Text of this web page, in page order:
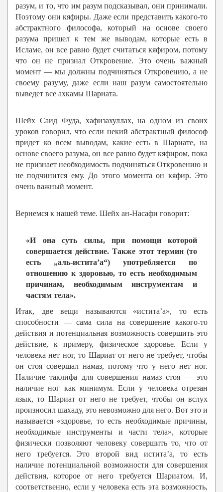
разум, и то, что им разум подсказывал, они принимали.
Поэтому они кяфиры. Даже если представить какого-то
абстрактного философа, который на основе своего
разума пришел к тем же выводам, которые есть в
Исламе, он все равно будет считаться кяфиром, потому
что он не признал Откровение. Это очень важный
момент — мы должны подчиняться Откровению, а не
своему разуму, даже если наш разум самостоятельно
выведет все ахкамы Шариата.
Шейх Саид Фуда, хафизахуллах, на одном из своих
уроков говорил, что если некий абстрактный философ
придет ко всем выводам, какие есть в Шариате, на
основе своего разума, он все равно будет кяфиром, пока
не признает необходимость подчиняться Откровению и
не подчинится ему. До этого момента он кяфир. Это
очень важный момент.
Вернемся к нашей теме. Шейх ан-Насафи говорит:
«И она суть силы, при помощи которой
совершается действие. Также этот термин (то
есть „аль-истита’а“) употребляется по
отношению к здоровью, то есть необходимым
причинам, необходимым инструментам и
частям тела».
Итак, две вещи называются «истита’а», то есть
способности — сама сила на совершение какого-то
действия и потенциальная возможность совершить это
действие, к примеру, физическое здоровье. Если у
человека нет ног, то Шариат от него не требует, чтобы
он стоя совершал намаз, потому что у него нет ног.
Наличие таклифа для совершения намаз стоя — это
наличие ног как минимум. Если у человека отрезан
язык, то Шариат от него не требует, чтобы он вслух
произносил шахаду, это невозможно для него. Вот это и
называется «здоровье, то есть необходимые причины,
необходимые инструменты и части тела», которые
физически позволяют человеку совершить то, что от
него требуется. Это второй вид истита’а, то есть
наличие потенциальной возможности для совершения
действия, которое от него требуется Шариатом. И,
соответственно, если у человека есть эта возможность,